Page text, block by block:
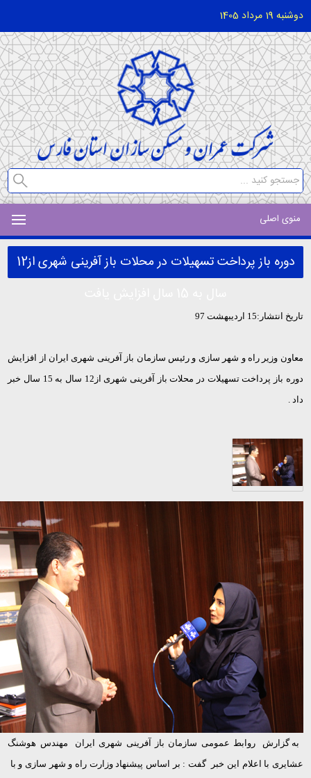
دوشنبه 19 مرداد 1405
منوی اصلی
دوره باز پرداخت تسهیلات در محلات باز آفرینی شهری از12
تاریخ انتشار:15 اردیبهشت 97
معاون وزیر راه و شهر سازی و رئیس سازمان باز آفرینی شهری ایران از افزایش
دوره باز پرداخت تسهیلات در محلات باز آفرینی شهری از12 سال به 15 سال خبر
داد .
به گزارش روابط عمومی سازمان باز آفرینی شهری ایران مهندس هوشنگ
عشایری با اعلام این خبر گفت : بر اساس پیشنهاد وزارت راه و شهر سازی و با